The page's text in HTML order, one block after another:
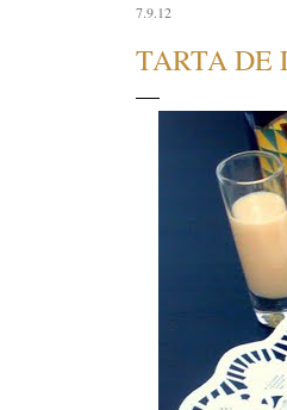
7.9.12
TARTA DE